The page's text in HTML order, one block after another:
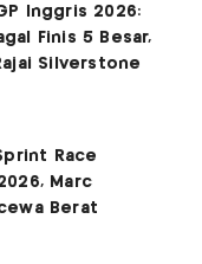
Inggris 2026:
Finis 5 Besar,
Silverstone
Race
Marc
Berat